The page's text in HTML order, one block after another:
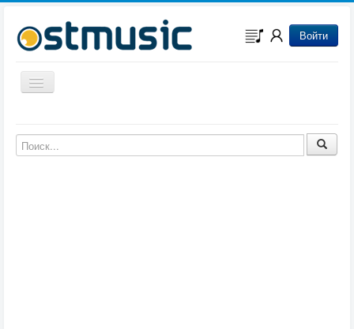
Войти
Включить/выключить навигацию
Музыка из мультфильмов
Музыка из сериалов